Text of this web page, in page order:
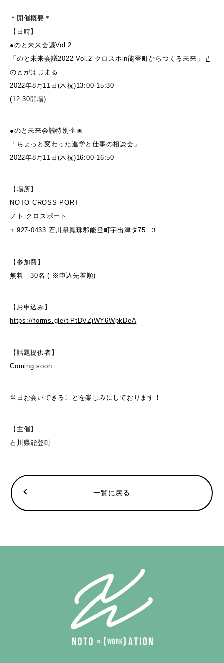
＊開催概要＊
【日時】
●のと未来会議Vol.2
「のと未来会議2022 Vol.2 クロスポin能登町からつくる未来」 #
のとがはじまる
2022年8月11日(木祝)13:00-15:30
(12:30開場)
●のと未来会議特別企画
「ちょっと変わった進学と仕事の相談会」
2022年8月11日(木祝)16:00-16:50
【場所】
NOTO CROSS PORT
ノト クロスポート
〒927-0433 石川県鳳珠郡能登町宇出津タ75−３
【参加費】
無料 30名 ( ※申込先着順)
【お申込み】
https://forms.gle/tiPtDVZjWY6WpkDeA
【話題提供者】
Coming soon
当日お会いできることを楽しみにしております！
【主催】
石川県能登町
一覧に戻る